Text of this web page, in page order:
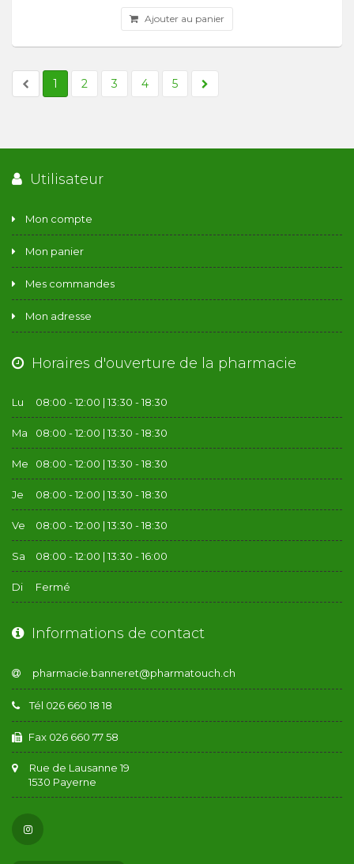
Ajouter au panier
1 2 3 4 5
Utilisateur
Mon compte
Mon panier
Mes commandes
Mon adresse
Horaires d'ouverture de la pharmacie
Lu 08:00 - 12:00 | 13:30 - 18:30
Ma 08:00 - 12:00 | 13:30 - 18:30
Me 08:00 - 12:00 | 13:30 - 18:30
Je 08:00 - 12:00 | 13:30 - 18:30
Ve 08:00 - 12:00 | 13:30 - 18:30
Sa 08:00 - 12:00 | 13:30 - 16:00
Di Fermé
Informations de contact
Tél 026 660 18 18
Fax 026 660 77 58
Rue de Lausanne 19
1530 Payerne